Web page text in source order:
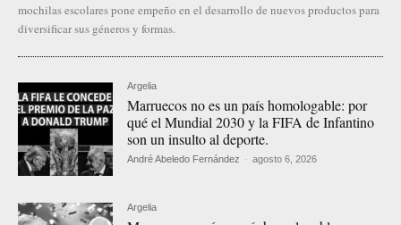
mochilas escolares pone empeño en el desarrollo de nuevos productos para
diversificar sus géneros y formas.
Argelia
Marruecos no es un país homologable: por
qué el Mundial 2030 y la FIFA de Infantino
son un insulto al deporte.
André Abeledo Fernández - agosto 6, 2026
Argelia